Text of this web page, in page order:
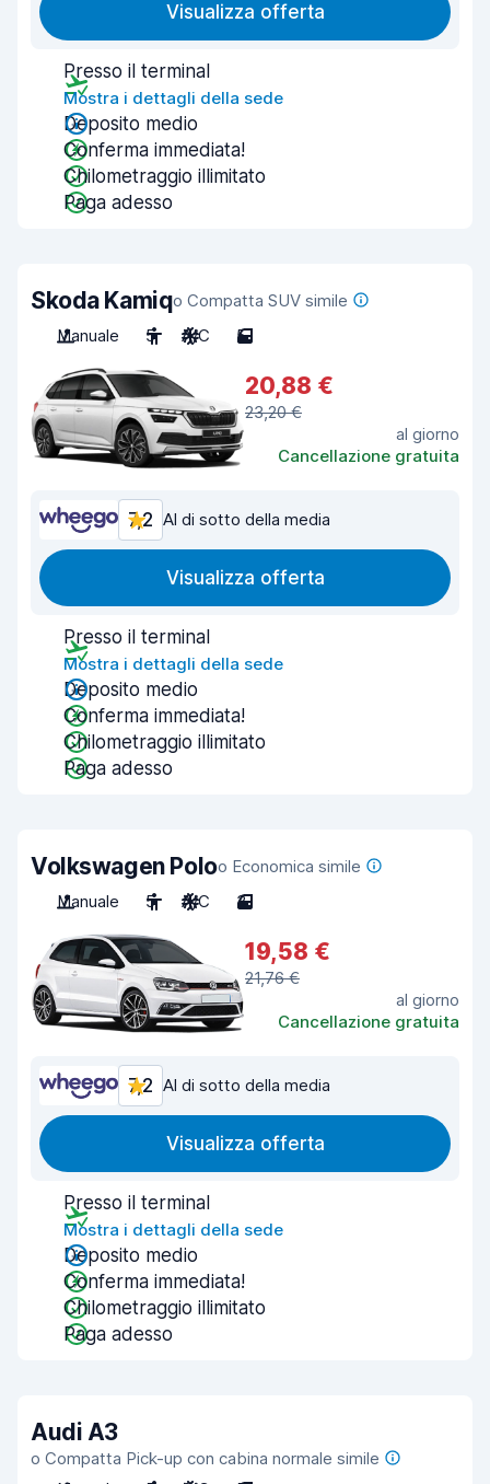
Visualizza offerta
Presso il terminal
Mostra i dettagli della sede
Deposito medio
Conferma immediata!
Chilometraggio illimitato
Paga adesso
Skoda Kamiqo Compatta SUV simile
Manuale
5 A/C 5
20,88 €
23,20 €
al giorno
Cancellazione gratuita
7,2 Al di sotto della media
Visualizza offerta
Presso il terminal
Mostra i dettagli della sede
Deposito medio
Conferma immediata!
Chilometraggio illimitato
Paga adesso
Volkswagen Poloo Economica simile
Manuale
5 A/C 3
19,58 €
21,76 €
al giorno
Cancellazione gratuita
7,2 Al di sotto della media
Visualizza offerta
Presso il terminal
Mostra i dettagli della sede
Deposito medio
Conferma immediata!
Chilometraggio illimitato
Paga adesso
Audi A3
o Compatta Pick-up con cabina normale simile